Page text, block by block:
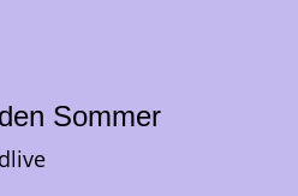
Sommer